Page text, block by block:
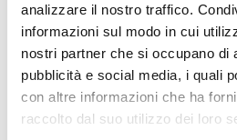
analizzare il nostro traffico.
informazioni sul modo in cui
nostri partner che si occupano di
pubblicità e social media, i quali
con altre informazioni che ha
raccolto dal suo utilizzo dei loro
Gli ultimi